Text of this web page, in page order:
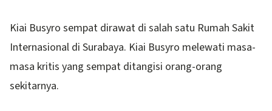
Kiai Busyro sempat dirawat di salah satu Rumah Sakit
Internasional di Surabaya. Kiai Busyro melewati masa-
masa kritis yang sempat ditangisi orang-orang
sekitarnya.